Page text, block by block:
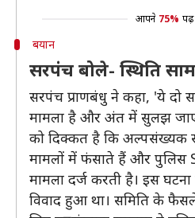
आपने 75% पढ़
बयान
सरपंच बोले- स्थिति
सरपंच प्राणबंधु ने कहा, 'ये दो
मामला है और अंत में सुलझ
को दिक्कत है कि अल्पसंख्यक
मामलों में फंसाते हैं और पुलिस
मामला दर्ज करती है। इस
विवाद हुआ था। समिति के